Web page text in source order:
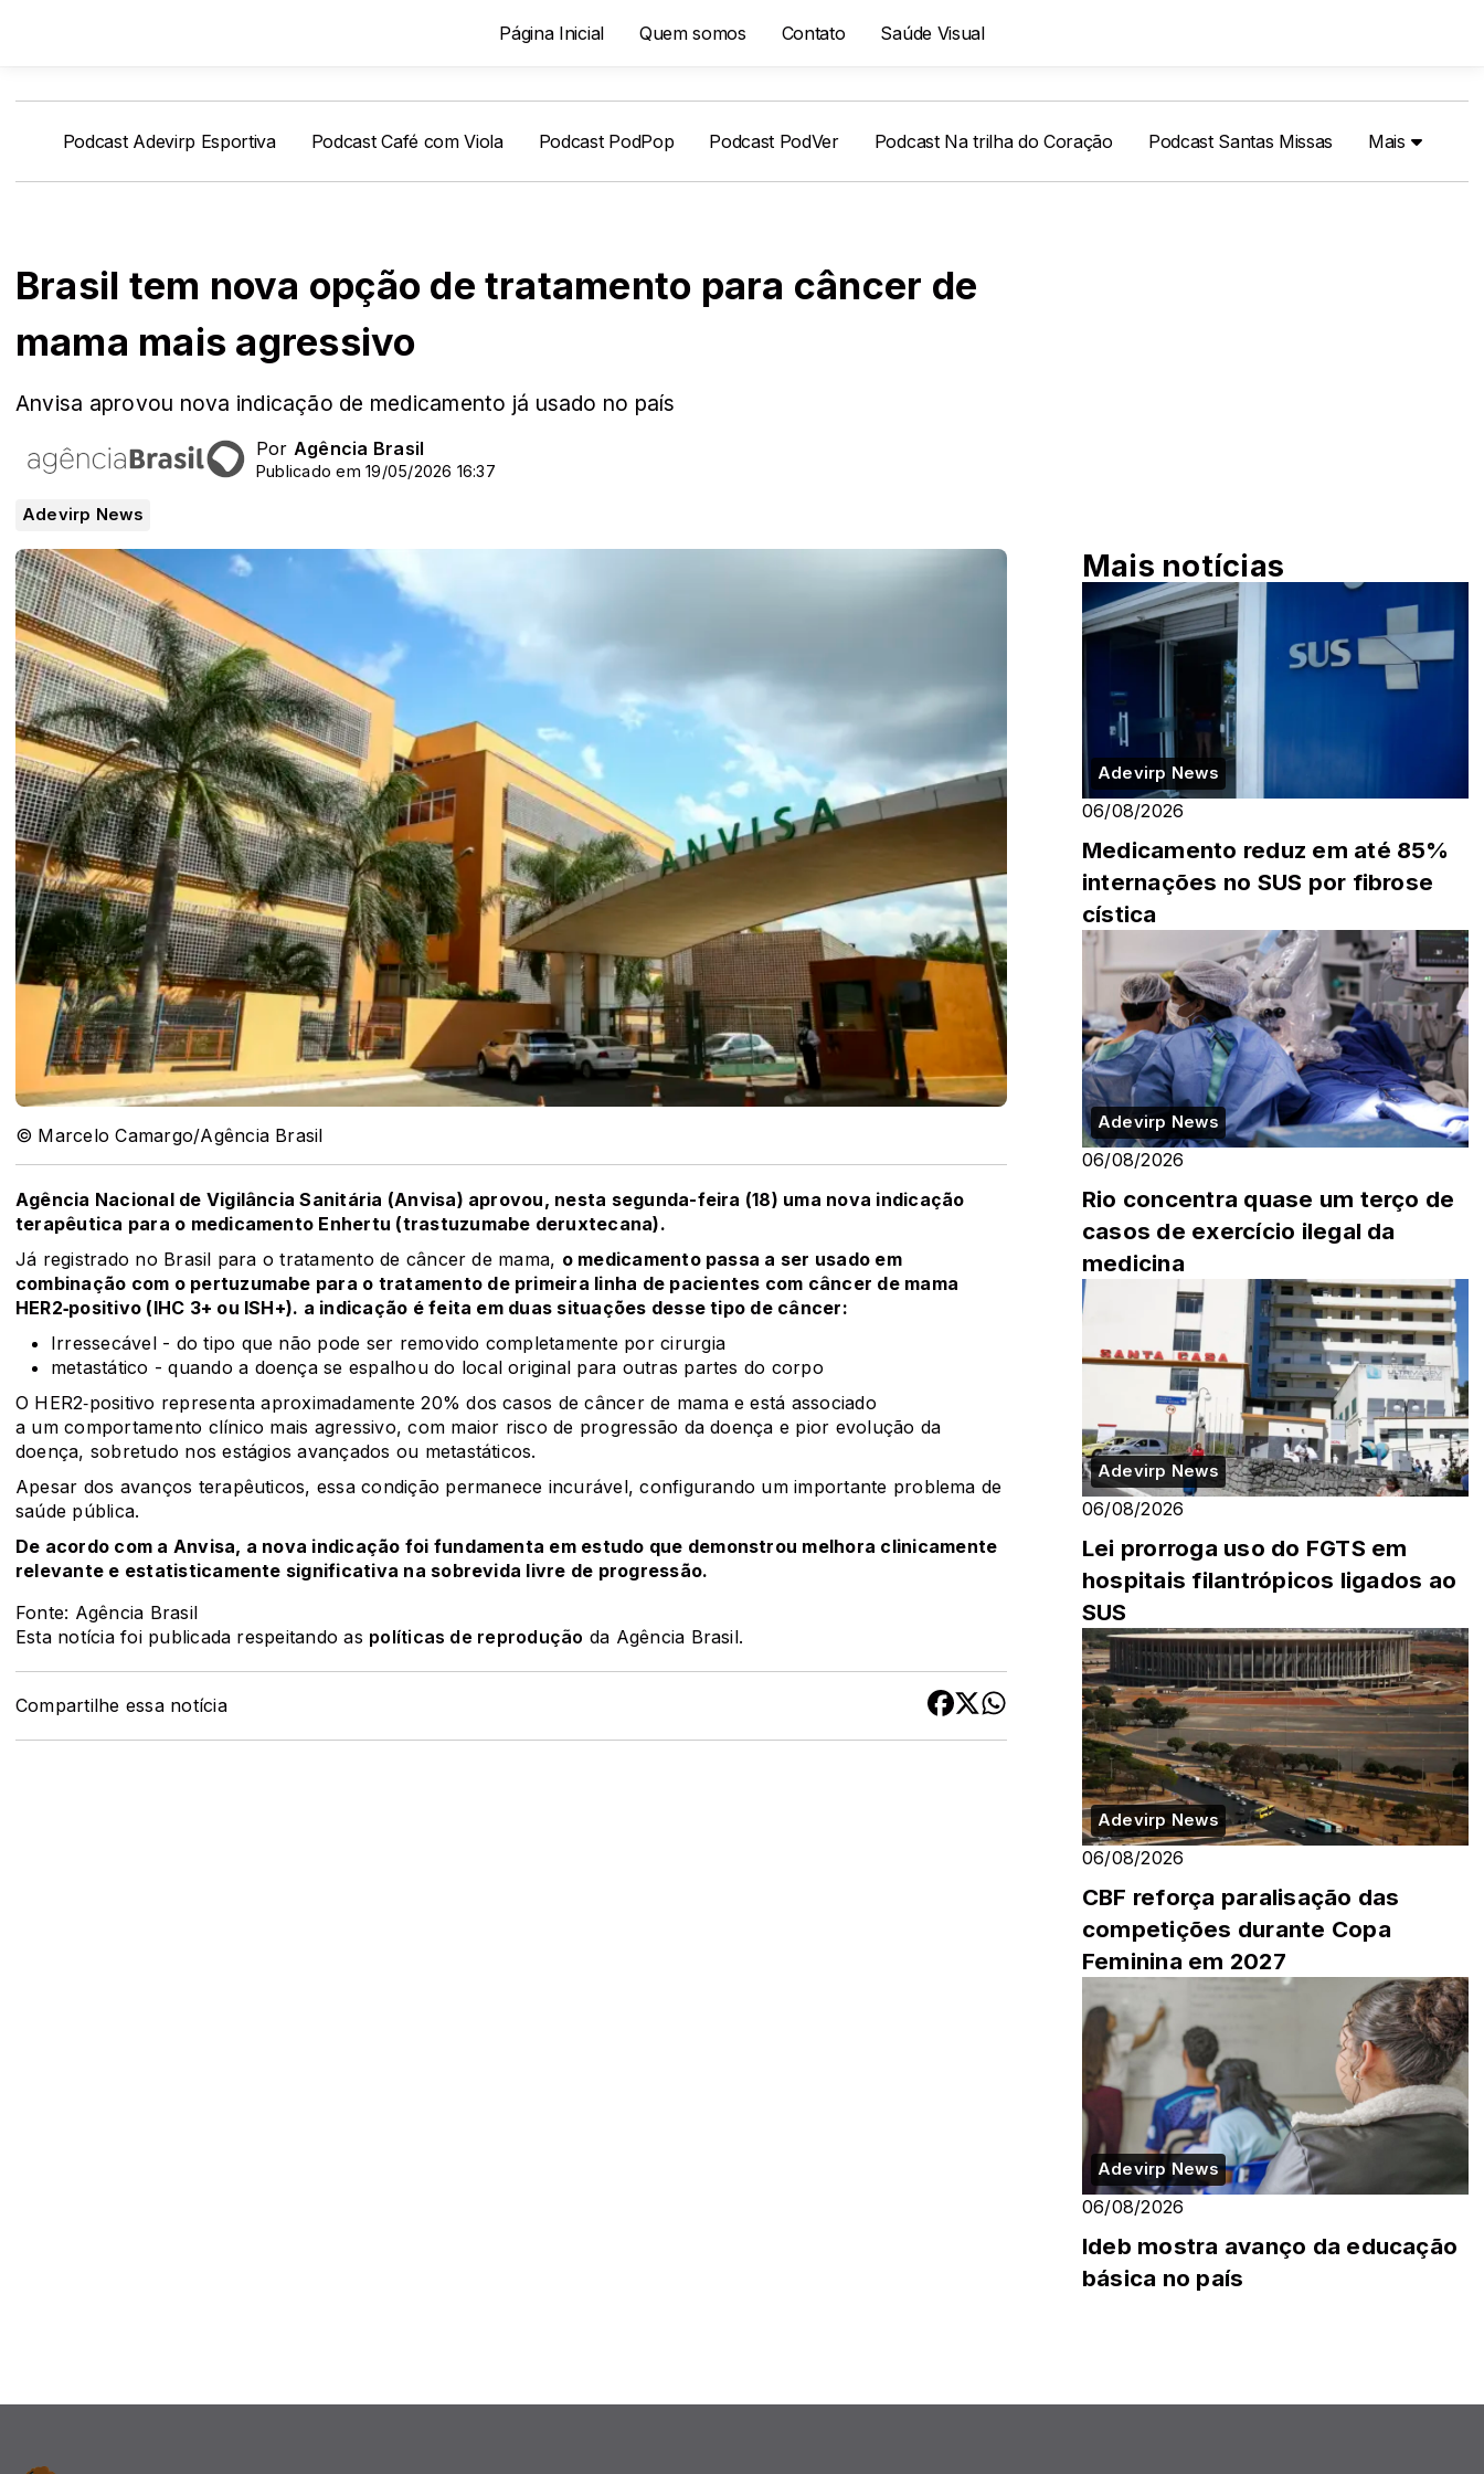
Página Inicial Quem somos Contato Saúde Visual
Podcast Adevirp Esportiva Podcast Café com Viola Podcast PodPop Podcast PodVer Podcast Na trilha do Coração Podcast Santas Missas Mais
Brasil tem nova opção de tratamento para câncer de
mama mais agressivo
Anvisa aprovou nova indicação de medicamento já usado no país
Por Agência Brasil
Publicado em 19/05/2026 16:37
Adevirp News
© Marcelo Camargo/Agência Brasil
Agência Nacional de Vigilância Sanitária (Anvisa) aprovou, nesta segunda-feira (18) uma nova indicação
terapêutica para o medicamento Enhertu (trastuzumabe deruxtecana).
Já registrado no Brasil para o tratamento de câncer de mama, o medicamento passa a ser usado em
combinação com o pertuzumabe para o tratamento de primeira linha de pacientes com câncer de mama
HER2‑positivo (IHC 3+ ou ISH+). a indicação é feita em duas situações desse tipo de câncer:
Irressecável - do tipo que não pode ser removido completamente por cirurgia
metastático - quando a doença se espalhou do local original para outras partes do corpo
O HER2‑positivo representa aproximadamente 20% dos casos de câncer de mama e está associado
a um comportamento clínico mais agressivo, com maior risco de progressão da doença e pior evolução da
doença, sobretudo nos estágios avançados ou metastáticos.
Apesar dos avanços terapêuticos, essa condição permanece incurável, configurando um importante problema de
saúde pública.
De acordo com a Anvisa, a nova indicação foi fundamenta em estudo que demonstrou melhora clinicamente
relevante e estatisticamente significativa na sobrevida livre de progressão.
Fonte: Agência Brasil
Esta notícia foi publicada respeitando as políticas de reprodução da Agência Brasil.
Compartilhe essa notícia
Mais notícias
Adevirp News
06/08/2026
Medicamento reduz em até 85%
internações no SUS por fibrose
cística
Adevirp News
06/08/2026
Rio concentra quase um terço de
casos de exercício ilegal da
medicina
Adevirp News
06/08/2026
Lei prorroga uso do FGTS em
hospitais filantrópicos ligados ao
SUS
Adevirp News
06/08/2026
CBF reforça paralisação das
competições durante Copa
Feminina em 2027
Adevirp News
06/08/2026
Ideb mostra avanço da educação
básica no país